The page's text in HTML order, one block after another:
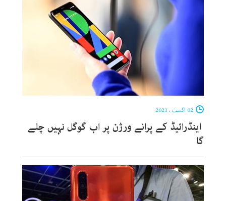
اینڈرائیڈ کے پرانے ورژن پر اب گوگل نہیں چلے
گا